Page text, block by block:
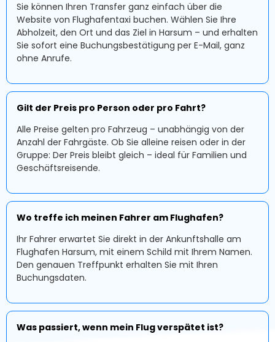
Sie können Ihren Transfer ganz einfach über die
Website von Flughafentaxi buchen. Wählen Sie Ihre
Abholzeit, den Ort und das Ziel in Harsum – und erhalten
Sie sofort eine Buchungsbestätigung per E-Mail, ganz
ohne Anrufe.
Gilt der Preis pro Person oder pro Fahrt?
Alle Preise gelten pro Fahrzeug – unabhängig von der
Anzahl der Fahrgäste. Ob Sie alleine reisen oder in der
Gruppe: Der Preis bleibt gleich – ideal für Familien und
Geschäftsreisende.
Wo treffe ich meinen Fahrer am Flughafen?
Ihr Fahrer erwartet Sie direkt in der Ankunftshalle am
Flughafen Harsum, mit einem Schild mit Ihrem Namen.
Den genauen Treffpunkt erhalten Sie mit Ihren
Buchungsdaten.
Was passiert, wenn mein Flug verspätet ist?